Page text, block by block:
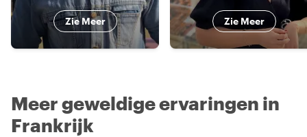
Zie Meer Zie Meer
Meer geweldige ervaringen in
Frankrijk